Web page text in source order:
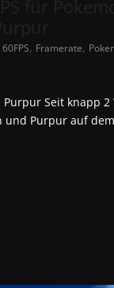
60FPS, Framerate,
Seit knapp 2
und Purpur auf